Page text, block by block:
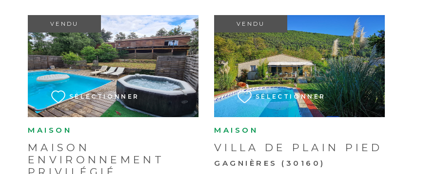
MAISON
MAISON
ENVIRONNEMENT
VENDU
SÉLECTIONNER
VOIR LE BIEN
MAISON
VILLA DE PLAIN PIED
GAGNIÈRES (30160)
VENDU
SÉLECTIONNER
VOIR LE BIEN